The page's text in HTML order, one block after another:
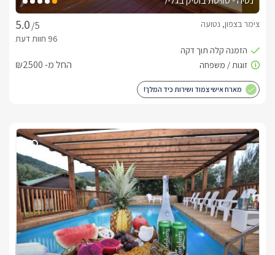
/5
צימר בצפון, נטועה
החל מ- ₪2500
מארח אישי צמוד ושירות כיד המלך!